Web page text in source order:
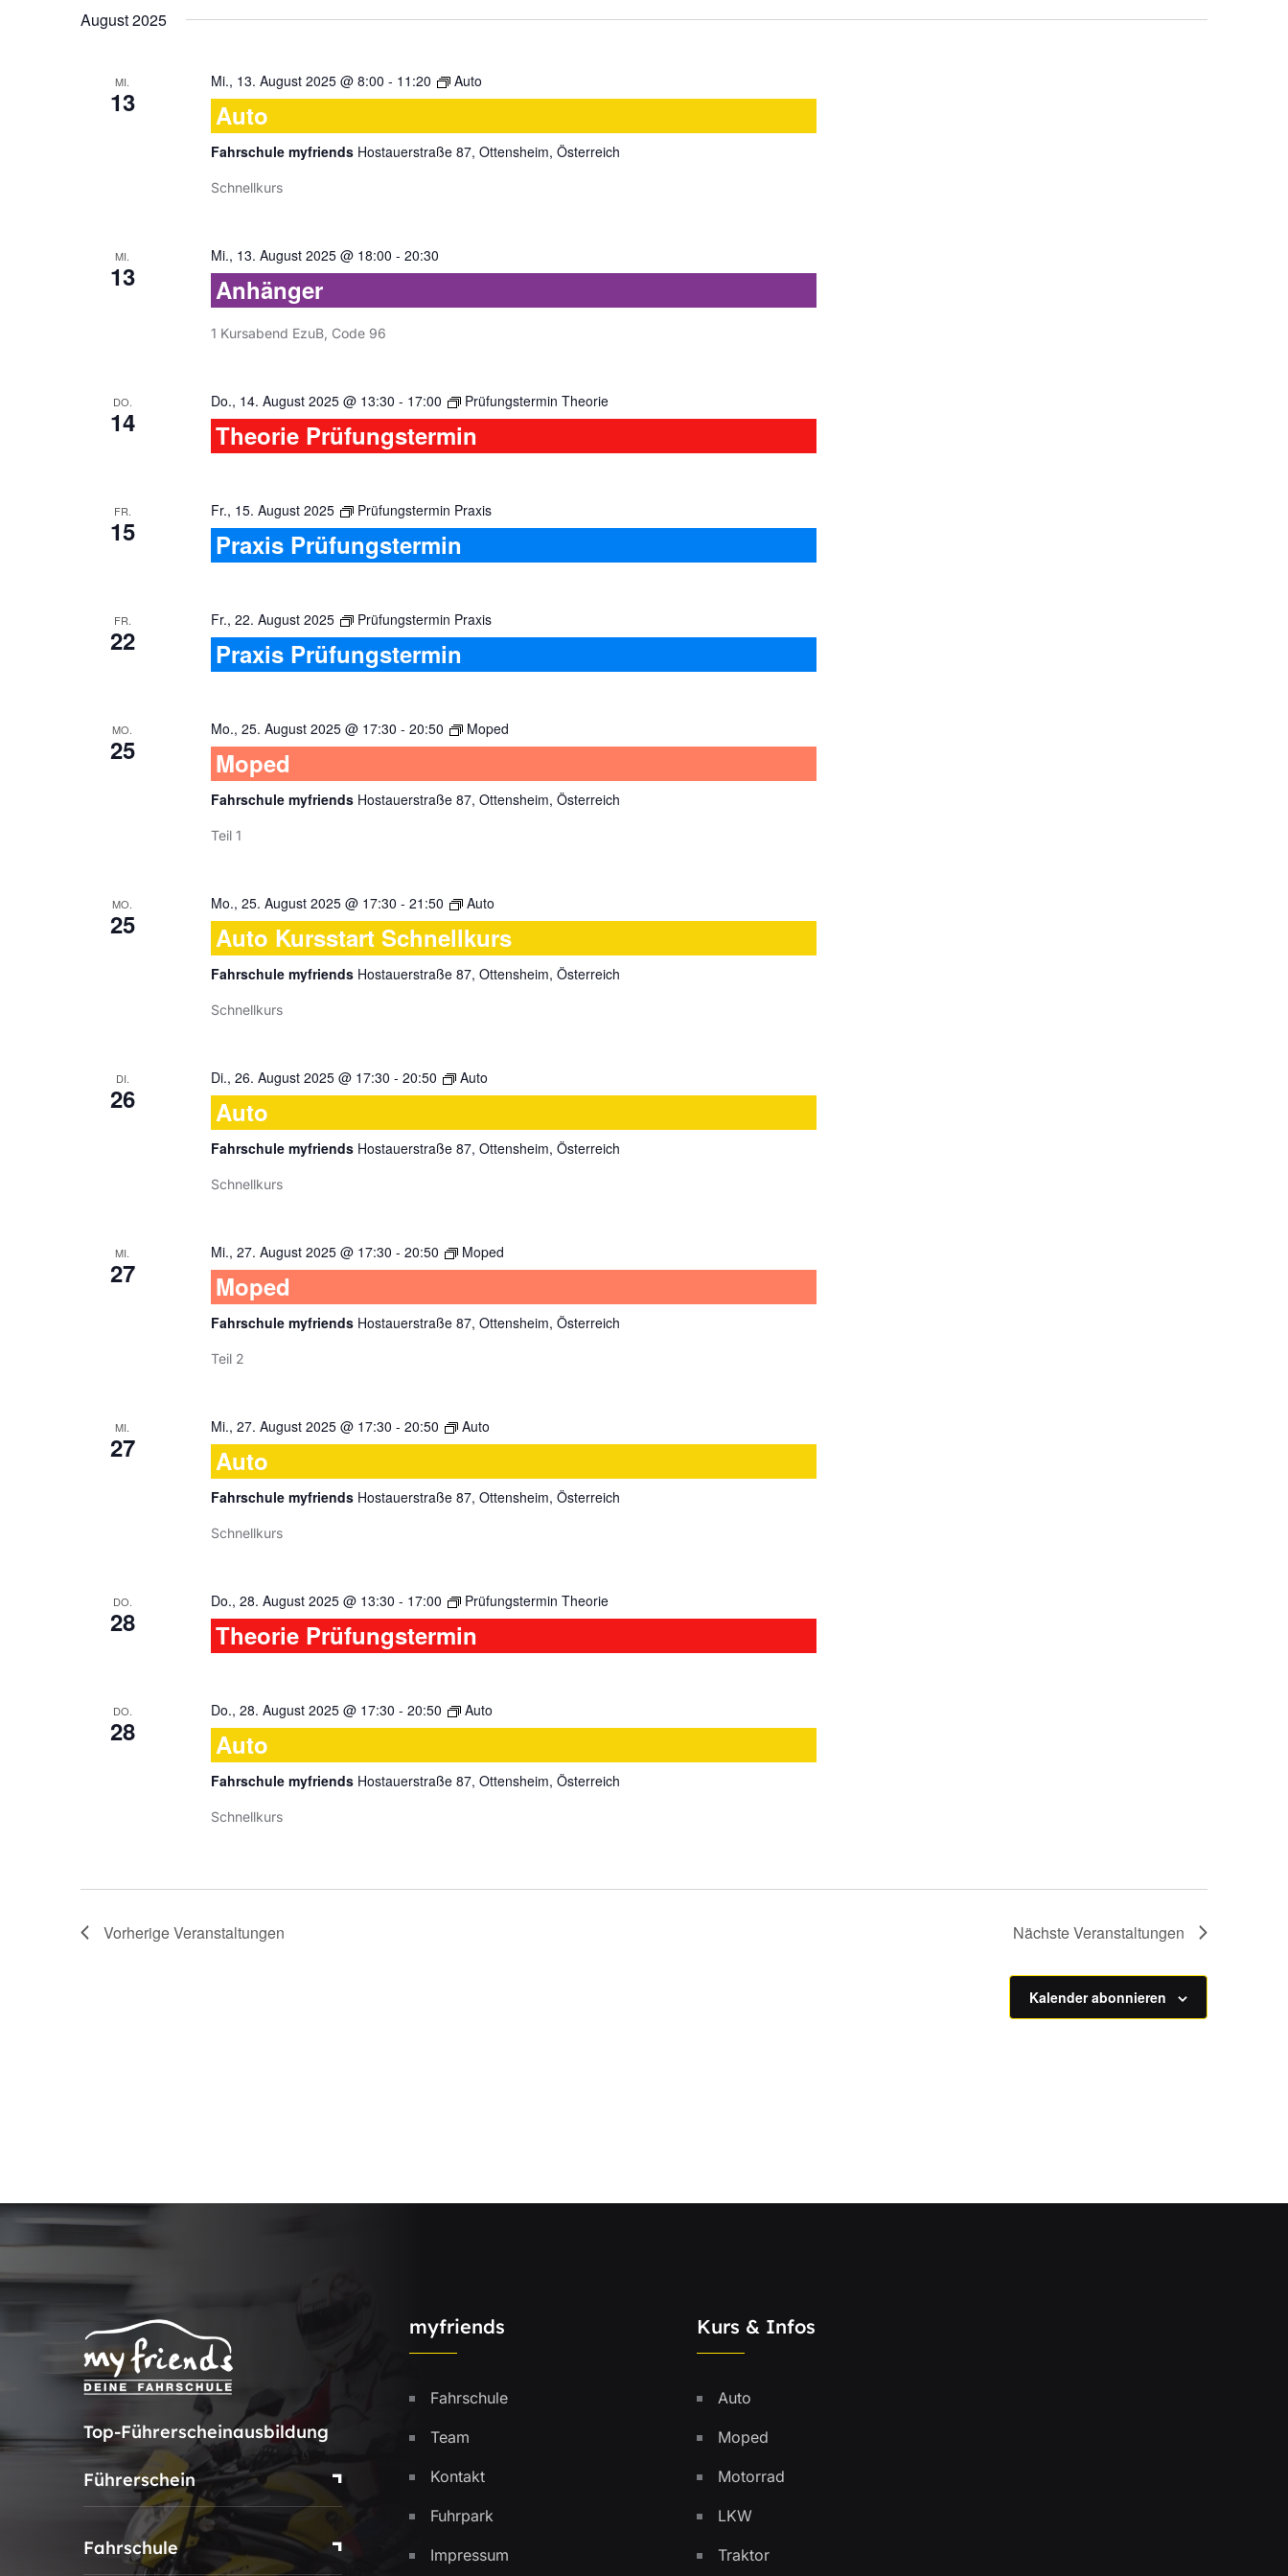
August 2025
MI.
13
Mi., 13. August 2025 @ 8:00 - 11:20 Auto
Auto
Fahrschule myfriends Hostauerstraße 87, Ottensheim, Österreich
Schnellkurs
MI.
13
Mi., 13. August 2025 @ 18:00 - 20:30
Anhänger
1 Kursabend EzuB, Code 96
DO.
14
Do., 14. August 2025 @ 13:30 - 17:00 Prüfungstermin Theorie
Theorie Prüfungstermin
FR.
15
Fr., 15. August 2025 Prüfungstermin Praxis
Praxis Prüfungstermin
FR.
22
Fr., 22. August 2025 Prüfungstermin Praxis
Praxis Prüfungstermin
MO.
25
Mo., 25. August 2025 @ 17:30 - 20:50 Moped
Moped
Fahrschule myfriends Hostauerstraße 87, Ottensheim, Österreich
Teil 1
MO.
25
Mo., 25. August 2025 @ 17:30 - 21:50 Auto
Auto Kursstart Schnellkurs
Fahrschule myfriends Hostauerstraße 87, Ottensheim, Österreich
Schnellkurs
DI.
26
Di., 26. August 2025 @ 17:30 - 20:50 Auto
Auto
Fahrschule myfriends Hostauerstraße 87, Ottensheim, Österreich
Schnellkurs
MI.
27
Mi., 27. August 2025 @ 17:30 - 20:50 Moped
Moped
Fahrschule myfriends Hostauerstraße 87, Ottensheim, Österreich
Teil 2
MI.
27
Mi., 27. August 2025 @ 17:30 - 20:50 Auto
Auto
Fahrschule myfriends Hostauerstraße 87, Ottensheim, Österreich
Schnellkurs
DO.
28
Do., 28. August 2025 @ 13:30 - 17:00 Prüfungstermin Theorie
Theorie Prüfungstermin
DO.
28
Do., 28. August 2025 @ 17:30 - 20:50 Auto
Auto
Fahrschule myfriends Hostauerstraße 87, Ottensheim, Österreich
Schnellkurs
VorherigeVeranstaltungen NächsteVeranstaltungen
Kalender abonnieren
Top-Führerscheinausbildung
Führerschein
Fahrschule
myfriends
Fahrschule
Team
Kontakt
Fuhrpark
Impressum
Kurs & Infos
Auto
Moped
Motorrad
LKW
Traktor